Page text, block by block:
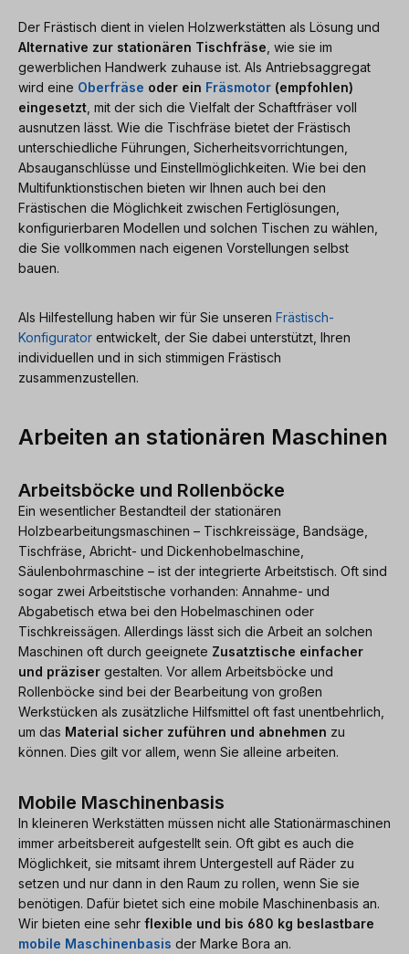
Der Frästisch dient in vielen Holzwerkstätten als Lösung und
Alternative zur stationären Tischfräse , wie sie im
gewerblichen Handwerk zuhause ist. Als Antriebsaggregat
wird eine Oberfräse oder ein Fräsmotor (empfohlen)
eingesetzt , mit der sich die Vielfalt der Schaftfräser voll
ausnutzen lässt. Wie die Tischfräse bietet der Frästisch
unterschiedliche Führungen, Sicherheitsvorrichtungen,
Absauganschlüsse und Einstellmöglichkeiten. Wie bei den
Multifunktionstischen bieten wir Ihnen auch bei den
Frästischen die Möglichkeit zwischen Fertiglösungen,
konfigurierbaren Modellen und solchen Tischen zu wählen,
die Sie vollkommen nach eigenen Vorstellungen selbst
bauen.
Als Hilfestellung haben wir für Sie unseren Frästisch-
Konfigurator entwickelt, der Sie dabei unterstützt, Ihren
individuellen und in sich stimmigen Frästisch
zusammenzustellen.
Arbeiten an stationären Maschinen
Arbeitsböcke und Rollenböcke
Ein wesentlicher Bestandteil der stationären
Holzbearbeitungsmaschinen – Tischkreissäge, Bandsäge,
Tischfräse, Abricht- und Dickenhobelmaschine,
Säulenbohrmaschine – ist der integrierte Arbeitstisch. Oft sind
sogar zwei Arbeitstische vorhanden: Annahme- und
Abgabetisch etwa bei den Hobelmaschinen oder
Tischkreissägen. Allerdings lässt sich die Arbeit an solchen
Maschinen oft durch geeignete Zusatztische einfacher
und präziser gestalten. Vor allem Arbeitsböcke und
Rollenböcke sind bei der Bearbeitung von großen
Werkstücken als zusätzliche Hilfsmittel oft fast unentbehrlich,
um das Material sicher zuführen und abnehmen zu
können. Dies gilt vor allem, wenn Sie alleine arbeiten.
Mobile Maschinenbasis
In kleineren Werkstätten müssen nicht alle Stationärmaschinen
immer arbeitsbereit aufgestellt sein. Oft gibt es auch die
Möglichkeit, sie mitsamt ihrem Untergestell auf Räder zu
setzen und nur dann in den Raum zu rollen, wenn Sie sie
benötigen. Dafür bietet sich eine mobile Maschinenbasis an.
Wir bieten eine sehr flexible und bis 680 kg beslastbare
mobile Maschinenbasis der Marke Bora an.